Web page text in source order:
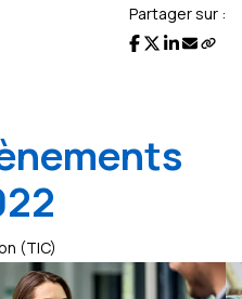
Partager sur :
(TIC)